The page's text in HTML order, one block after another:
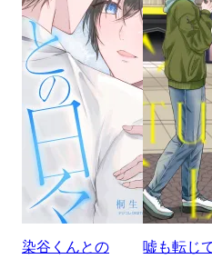
染谷くんとの
嘘も転じ